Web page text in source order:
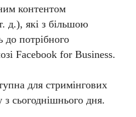
контентом
д.), які з більшою
до потрібного
Facebook for Business.
для стримінгових
з сьогоднішнього дня.